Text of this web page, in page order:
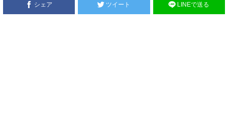
シェア ツイート LINEで送る